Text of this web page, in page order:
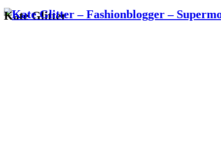
Kate Glitter